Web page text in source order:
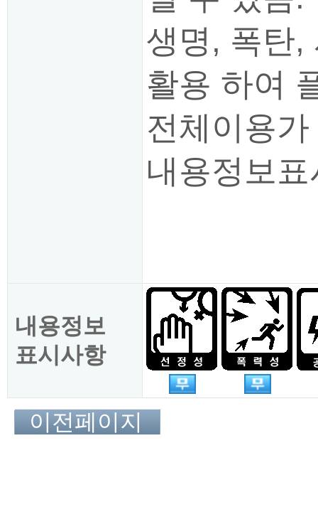
생명, 폭탄,
활용 하여
전체이용
내용정보
내용정보
표시사항
이전페이지